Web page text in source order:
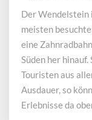
Wendelstein:
Gipfelanstieg
Der Wendelstein
meisten
eine
Süden her
Touristen aus
Ausdauer, so
Erlebnisse da